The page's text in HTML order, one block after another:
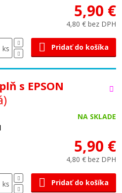
5,90 €
4,80 € bez DPH
ks Pridať do košíka
s EPSON
NA SKLADE
5,90 €
4,80 € bez DPH
ks Pridať do košíka